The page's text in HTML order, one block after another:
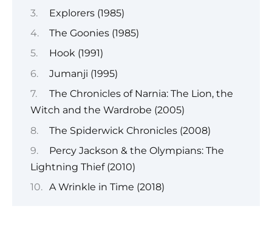
Explorers (1985)
The Goonies (1985)
Hook (1991)
Jumanji (1995)
The Chronicles of Narnia: The Lion, the
Witch and the Wardrobe (2005)
The Spiderwick Chronicles (2008)
Percy Jackson & the Olympians: The
Lightning Thief (2010)
A Wrinkle in Time (2018)